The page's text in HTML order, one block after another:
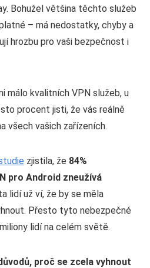
Bohužel většina těchto služeb
– má nedostatky, chyby a
hrozbu pro vaši bezpečnost i
málo kvalitních VPN služeb, u
procent jisti, že vás reálně
všech vašich zařízeních.
zjistila, že 84%
pro Android zneužívá
lidí už ví, že by se měla
Přesto tyto nebezpečné
lidí na celém světě.
proč se zcela vyhnout